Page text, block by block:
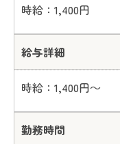
時給：1,400円
給与詳細
時給：1,400円～
勤務時間